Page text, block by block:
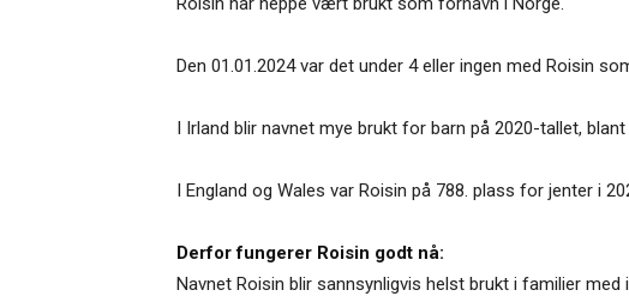
Den 01.01.2024 var det under 4 eller ingen med Roisin
I Irland blir navnet mye brukt for barn på 2020-tallet,
I England og Wales var Roisin på 788. plass for jenter i
Derfor fungerer Roisin godt nå:
Navnet Roisin blir sannsynligvis helst brukt i familier med